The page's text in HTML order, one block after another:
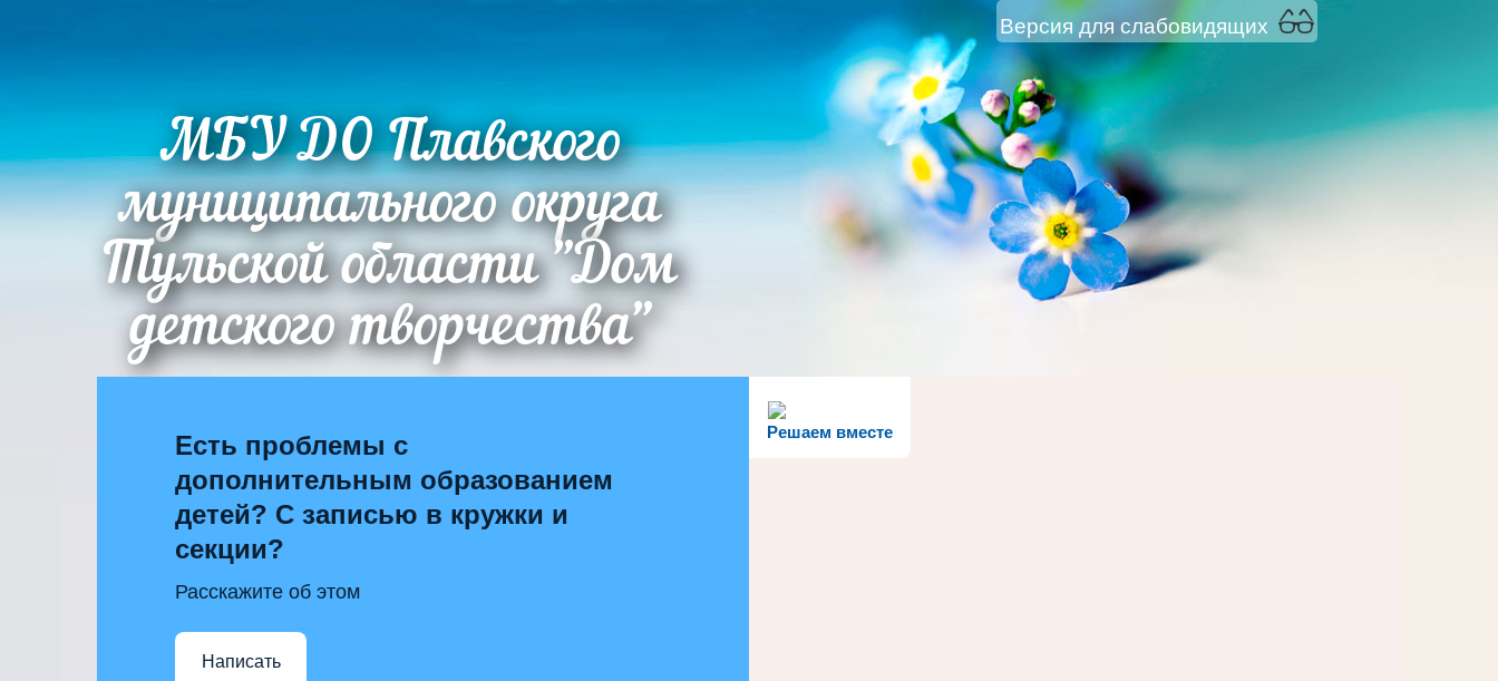
Версия для слабовидящих
МБУ ДО Плавского
муниципального округа
Тульской области "Дом
детского творчества"
Решаем вместе
Есть проблемы с
дополнительным образованием
детей? С записью в кружки и
секции?
Расскажите об этом
Написать